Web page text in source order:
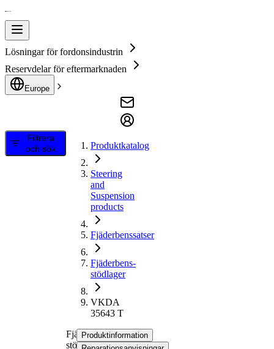
Lösningar för fordonsindustrin
Reservdelar för eftermarknaden
Europe
Filtrera
och sök
Produktkatalog
Steering
and
Suspension
products
Fjäderbenssatser
Fjäderbens-
stödlager
VKDA
35643 T
Fjäderbens-
stödlager
Produktinformation